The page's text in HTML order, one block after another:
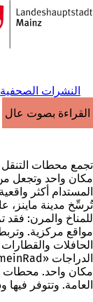
الانتقال إلى
إلى
الصفحة
النشرات الصحفية
القراءة بصوت عالٍ
تجمع محطات التنقل
مكان واحد وتجعل من
المستدام أكثر
تُرسِّخ مدينة ماينز،
للمناخ والمرن:
مواقع مركزية.
الحافلات
مكان واحد. محطات
العامة. وتتوفر